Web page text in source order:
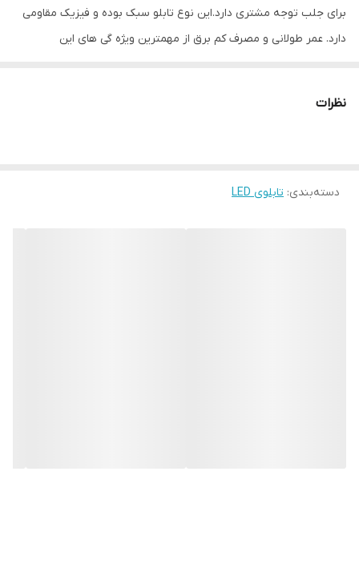
برای جلب توجه مشتری دارد.این نوع تابلو سبک بوده و فیزیک مقاومی
دارد. عمر طولانی و مصرف کم برق از مهمترین ویژه گی های این
تابلو می تواند در هر موقعیتی که لازم باشد آویز شود و یا تکیه داده
باشیم. با شدت نور بالا این تابلو روز دید است و بر خلاف نمونه های دیگر
نظرات
دسته‌بندی: تابلوی LED